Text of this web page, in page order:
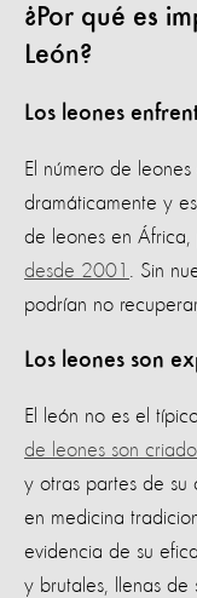
¿Por qué es
León?
Los leones
El número de
dramáticamente y
de leones en África,
desde 2001 . Sin
podrían no
Los leones son
El león no es el
de leones son
y otras partes de su
en medicina
evidencia de su
y brutales, llenas de